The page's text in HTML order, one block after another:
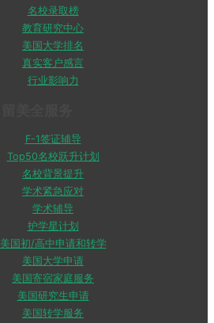
名校录取榜
教育研究中心
美国大学排名
真实客户感言
行业影响力
F-1签证辅导
Top50名校跃升计划
名校背景提升
学术紧急应对
学术辅导
护学星计划
美国初/高中申请和转学
美国大学申请
美国寄宿家庭服务
美国研究生申请
美国转学服务